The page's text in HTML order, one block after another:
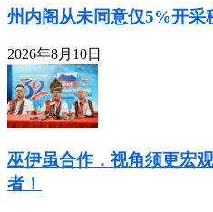
州内阁从未同意仅5%开采
2026年8月10日
巫伊虽合作．视角须更宏
者！